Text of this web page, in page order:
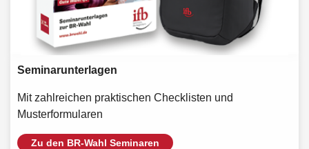
Seminarunterlagen
Mit zahlreichen praktischen Checklisten und
Musterformularen
Zu den BR-Wahl Seminaren